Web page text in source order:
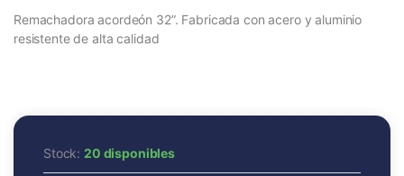
Remachadora acordeón 32”. Fabricada con acero y aluminio
resistente de alta calidad
Stock:20 disponibles